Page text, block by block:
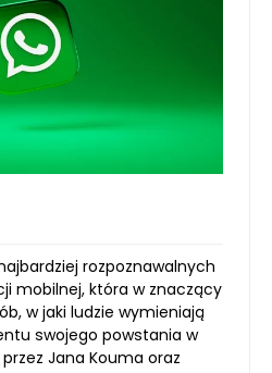
rozpoznawalnych
mobilnej, która w znaczący
w jaki ludzie wymieniają
swojego powstania w
Jana Kouma oraz